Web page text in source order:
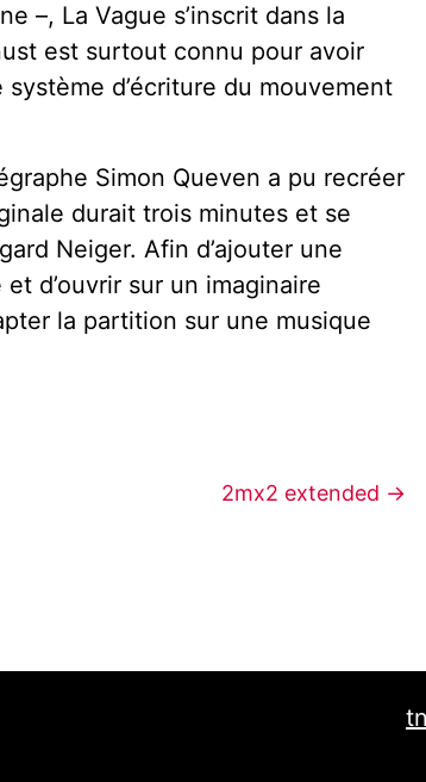
–, La Vague s’inscrit dans la
est surtout connu pour avoir
d’écriture du mouvement
Simon Queven a pu recréer
durait trois minutes et se
Neiger. Afin d’ajouter une
d’ouvrir sur un imaginaire
la partition sur une musique
2mx2 extended